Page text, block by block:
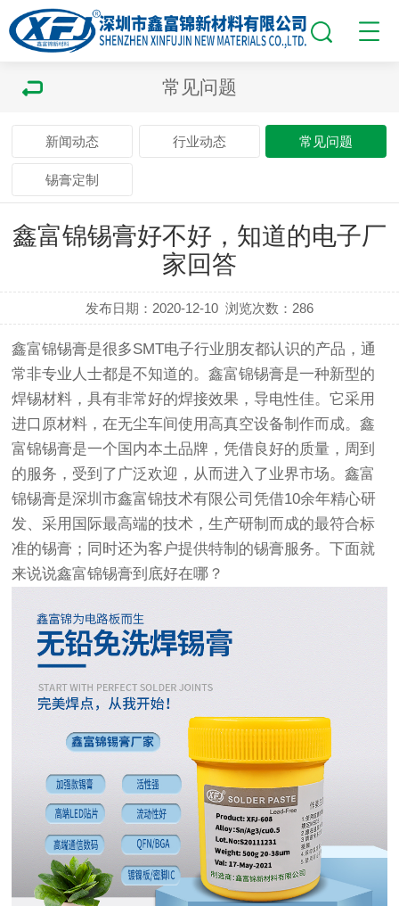
常见问题
新闻动态 行业动态 常见问题
锡膏定制
鑫富锦锡膏好不好，知道的电子厂
家回答
发布日期：2020-12-10 浏览次数： 286
鑫富锦锡膏是很多SMT电子行业朋友都认识的产品，通
常非专业人士都是不知道的。鑫富锦锡膏是一种新型的
焊锡材料，具有非常好的焊接效果，导电性佳。它采用
进口原材料，在无尘车间使用高真空设备制作而成。鑫
富锦锡膏是一个国内本土品牌，凭借良好的质量，周到
的服务，受到了广泛欢迎，从而进入了业界市场。鑫富
锦锡膏是深圳市鑫富锦技术有限公司凭借10余年精心研
发、采用国际最高端的技术，生产研制而成的最符合标
准的锡膏；同时还为客户提供特制的锡膏服务。下面就
来说说鑫富锦锡膏到底好在哪？